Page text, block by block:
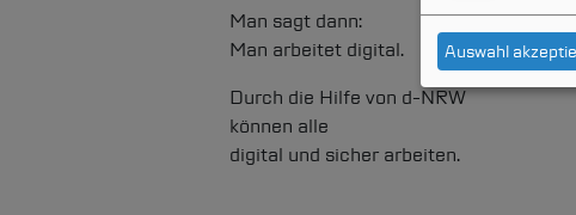
Man sagt dann:
Man arbeitet digital.
Durch die Hilfe von d-NRW
können alle
digital und sicher arbeiten.
Auswahl